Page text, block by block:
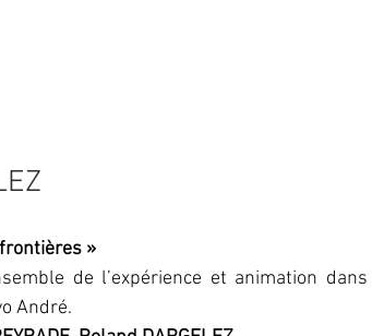
»
de l’expérience et animation
André.